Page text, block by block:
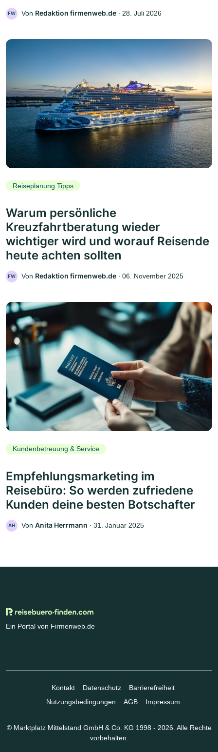
FW Von Redaktion firmenweb.de ‧ 28. Juli 2026
Reiseplanung Tipps
Warum persönliche
Kreuzfahrtberatung wieder
wichtiger wird und worauf Reisende
heute achten sollten
FW Von Redaktion firmenweb.de ‧ 06. November 2025
Kundenbetreuung & Service
Empfehlungsmarketing im
Reisebüro: So werden zufriedene
Kunden deine besten Botschafter
AH Von Anita Herrmann ‧ 31. Januar 2025
Ein Portal von Firmenweb.de
Kontakt Datenschutz
Barrierefreiheit
Nutzungsbedingungen
AGB Impressum
© Marktplatz Mittelstand GmbH & Co. KG 1998 - 2026. Alle Rechte
vorbehalten.